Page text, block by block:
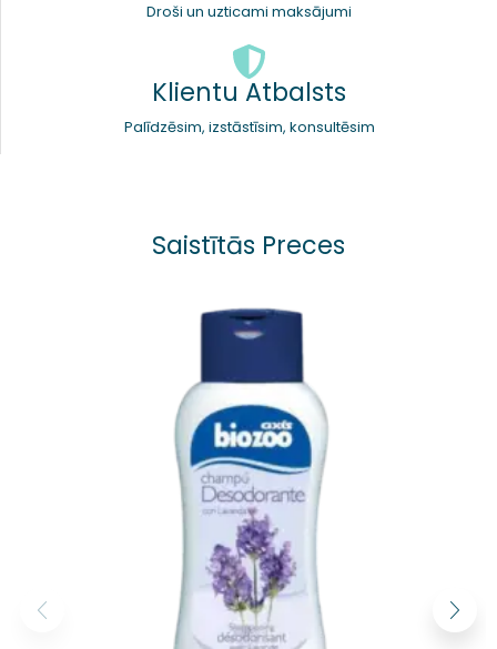
Droši un uzticami maksājumi
Klientu Atbalsts
Palīdzēsim, izstāstīsim, konsultēsim
Saistītās Preces